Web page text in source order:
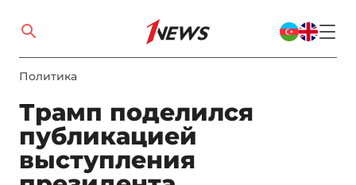
Политика
Трамп поделился
публикацией
выступления